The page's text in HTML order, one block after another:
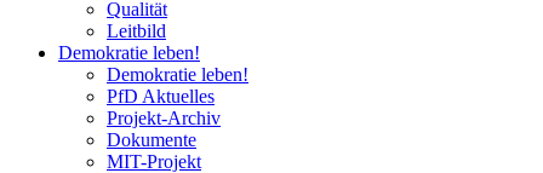
Qualität
Leitbild
Demokratie leben!
Demokratie leben!
PfD Aktuelles
Projekt-Archiv
Dokumente
MIT-Projekt